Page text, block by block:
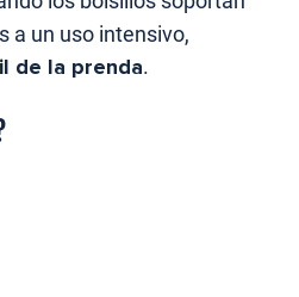
a un uso intensivo,
de la prenda.